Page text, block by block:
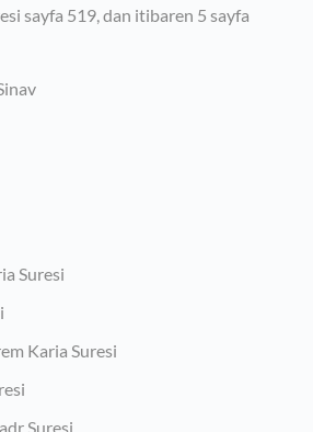
sayfa 519, dan itibaren 5 sayfa
Suresi
Karia Suresi
Suresi